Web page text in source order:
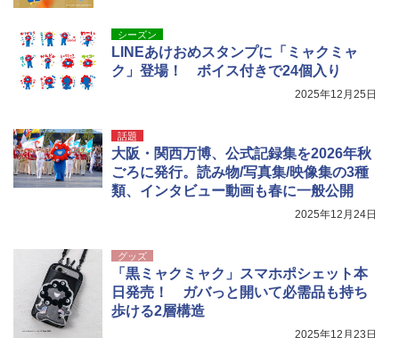
シーズン
LINEあけおめスタンプに「ミャクミャ
ク」登場！ ボイス付きで24個入り
2025年12月25日
話題
大阪・関西万博、公式記録集を2026年秋
ごろに発行。読み物/写真集/映像集の3種
類、インタビュー動画も春に一般公開
2025年12月24日
グッズ
「黒ミャクミャク」スマホポシェット本
日発売！ ガバっと開いて必需品も持ち
歩ける2層構造
2025年12月23日